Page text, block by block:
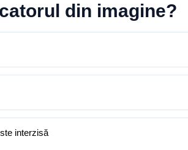
din imagine?
interzisă